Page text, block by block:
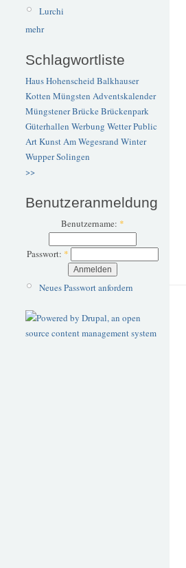
Lurchi
mehr
Schlagwortliste
Haus Hohenscheid Balkhauser
Kotten Müngsten Adventskalender
Müngstener BrückeBrückenpark
Güterhallen Werbung WetterPublic
ArtKunstAm Wegesrand Winter
WupperSolingen
>>
Benutzeranmeldung
Benutzername: *
Passwort: *
Neues Passwort anfordern